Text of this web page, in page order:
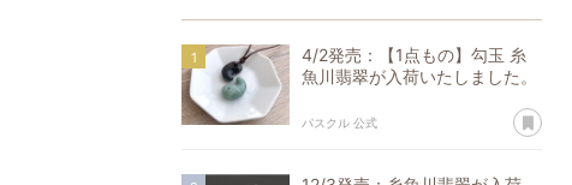
4/2発売：【1点もの】勾玉 糸
魚川翡翠が入荷いたしました。
パスクル 公式 あ